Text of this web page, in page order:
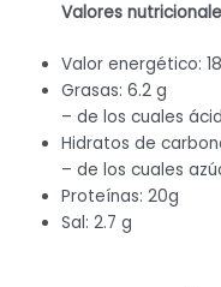
Valores
Valor energético:
Grasas: 6.2 g
– de los cuales
Hidratos de
– de los cuales
Proteínas: 20g
Sal: 2.7 g